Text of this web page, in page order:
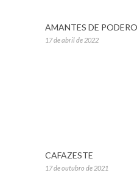
AMANTES DE
17 de abril de 2022
CAFAZESTE
17 de outubro de 2021